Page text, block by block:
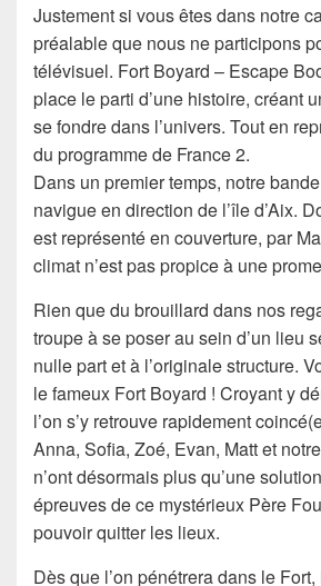
Justement si vous êtes dans notre
préalable que nous ne participons
télévisuel. Fort Boyard – Escape
place le parti d’une histoire, créant
se fondre dans l’univers. Tout en
du programme de France 2.
Dans un premier temps, notre
navigue en direction de l’île d’Aix.
est représenté en couverture, par
climat n’est pas propice à une
Rien que du brouillard dans nos
troupe à se poser au sein d’un lieu
nulle part et à l’originale structure.
le fameux Fort Boyard ! Croyant y
l’on s’y retrouve rapidement
Anna, Sofia, Zoé, Evan, Matt et
n’ont désormais plus qu’une
épreuves de ce mystérieux Père
pouvoir quitter les lieux.
Dès que l’on pénétrera dans le Fort,